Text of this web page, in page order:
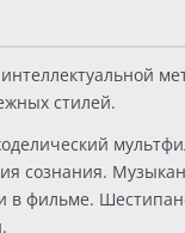
стилей.
сознания.
в фильме.